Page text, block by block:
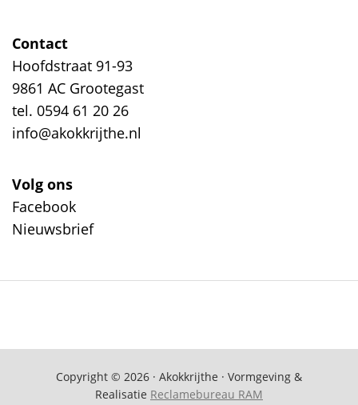
Contact
Hoofdstraat 91-93
9861 AC Grootegast
tel. 0594 61 20 26
info@akokkrijthe.nl
Volg ons
Facebook
Nieuwsbrief
Copyright © 2026 · Akokkrijthe · Vormgeving &
Realisatie Reclamebureau RAM